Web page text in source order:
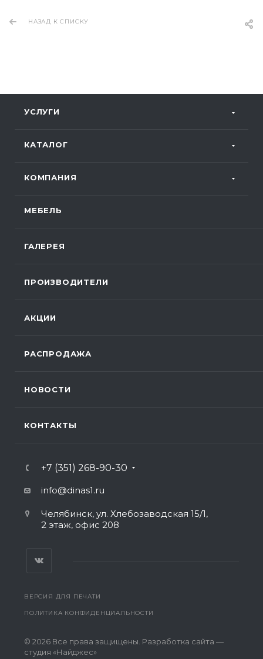
НАЗАД К СПИСКУ
УСЛУГИ
КАТАЛОГ
КОМПАНИЯ
МЕБЕЛЬ
ГАЛЕРЕЯ
ПРОИЗВОДИТЕЛИ
АКЦИИ
РАСПРОДАЖА
НОВОСТИ
КОНТАКТЫ
+7 (351) 268-90-30
info@dinas1.ru
Челябинск, ул. Хлебозаводская 15/1,
2 этаж, офис 208
ВЕРСИЯ ДЛЯ ПЕЧАТИ
ПОЛИТИКА КОНФИДЕНЦИАЛЬНОСТИ
© 2026 Все права защищены. Разработка сайта —
студия «Найджес»